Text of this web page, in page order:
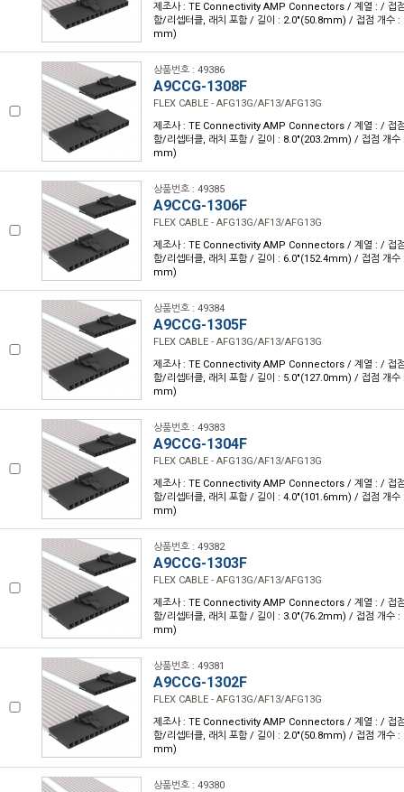
제조사 : TE Connectivity AMP Connectors / 계열 : / 접점
함/리셉터클, 래치 포함 / 길이 : 2.0"(50.8mm) / 접점 개수
mm)
상품번호 : 49386
A9CCG-1308F
FLEX CABLE - AFG13G/AF13/AFG13G
제조사 : TE Connectivity AMP Connectors / 계열 : / 접점
함/리셉터클, 래치 포함 / 길이 : 8.0"(203.2mm) / 접점 개
mm)
상품번호 : 49385
A9CCG-1306F
FLEX CABLE - AFG13G/AF13/AFG13G
제조사 : TE Connectivity AMP Connectors / 계열 : / 접점
함/리셉터클, 래치 포함 / 길이 : 6.0"(152.4mm) / 접점 개
mm)
상품번호 : 49384
A9CCG-1305F
FLEX CABLE - AFG13G/AF13/AFG13G
제조사 : TE Connectivity AMP Connectors / 계열 : / 접점
함/리셉터클, 래치 포함 / 길이 : 5.0"(127.0mm) / 접점 개
mm)
상품번호 : 49383
A9CCG-1304F
FLEX CABLE - AFG13G/AF13/AFG13G
제조사 : TE Connectivity AMP Connectors / 계열 : / 접점
함/리셉터클, 래치 포함 / 길이 : 4.0"(101.6mm) / 접점 개
mm)
상품번호 : 49382
A9CCG-1303F
FLEX CABLE - AFG13G/AF13/AFG13G
제조사 : TE Connectivity AMP Connectors / 계열 : / 접점
함/리셉터클, 래치 포함 / 길이 : 3.0"(76.2mm) / 접점 개수
mm)
상품번호 : 49381
A9CCG-1302F
FLEX CABLE - AFG13G/AF13/AFG13G
제조사 : TE Connectivity AMP Connectors / 계열 : / 접점
함/리셉터클, 래치 포함 / 길이 : 2.0"(50.8mm) / 접점 개수
mm)
상품번호 : 49380